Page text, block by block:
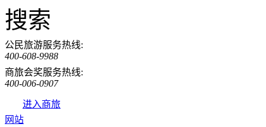
搜索
公民旅游服务热线:
400-608-9988
商旅会奖服务热线:
400-006-0907
进入商旅
网站